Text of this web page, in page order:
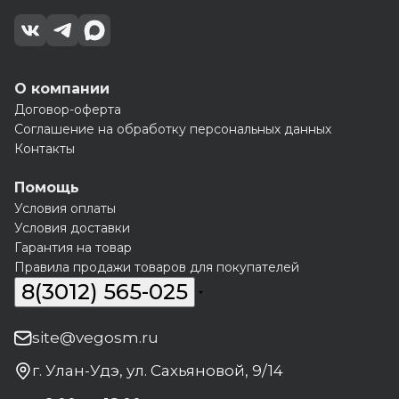
О компании
Договор-оферта
Соглашение на обработку персональных данных
Контакты
Помощь
Условия оплаты
Условия доставки
Гарантия на товар
Правила продажи товаров для покупателей
8(3012) 565-025
site@vegosm.ru
г. Улан-Удэ, ул. Сахьяновой, 9/14